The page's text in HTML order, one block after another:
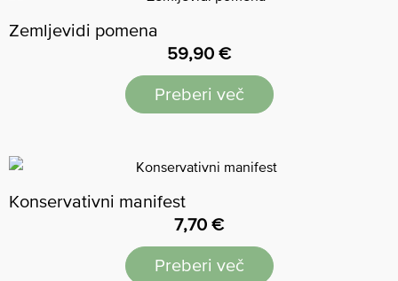
Zemljevidi pomena
59,90 €
Preberi več
Konservativni manifest
7,70 €
Preberi več